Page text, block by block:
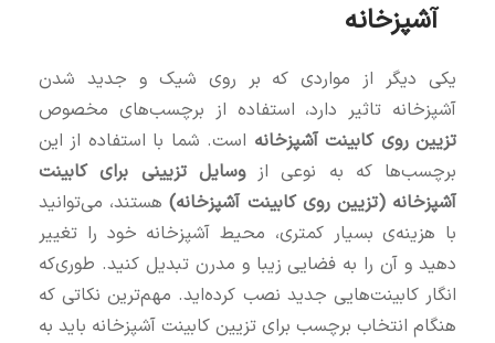
آشپزخانه
یکی دیگر از مواردی که بر روی شیک و جدید شدن
آشپزخانه تاثیر دارد، استفاده از برچسب‌های مخصوص
تزیین روی کابینت آشپزخانه است. شما با استفاده از این
برچسب‌ها که به نوعی ازوسایل تزیینی برای کابینت
آشپزخانه (تزیین روی کابینت آشپزخانه)هستند، می‌توانید
با هزینه‌ی بسیار کمتری، محیط آشپزخانه خود را تغییر
دهید و آن را به فضایی زیبا و مدرن تبدیل کنید. طوری‌که
انگار کابینت‌هایی جدید نصب کرده‌اید. مهم‌ترین نکاتی که
هنگام انتخاب برچسب برای تزیین کابینت آشپزخانه باید به